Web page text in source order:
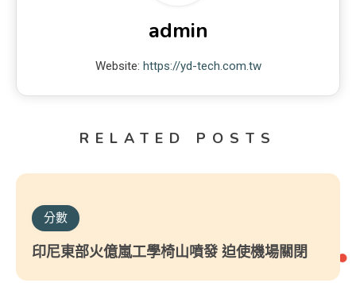
admin
Website: https://yd-tech.com.tw
RELATED POSTS
分數
印尼東部火億嵐工學椅山噴發 迫使機場關閉